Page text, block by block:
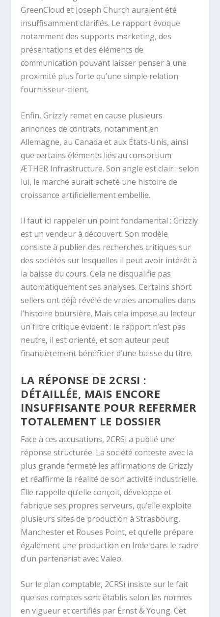
GreenCloud et Joseph Church auraient été
insuffisamment clarifiés. Le rapport évoque
notamment des supports marketing, des
présentations et des éléments de
communication pouvant laisser penser à une
proximité plus forte qu’une simple relation
fournisseur-client.
Enfin, Grizzly remet en cause plusieurs
annonces de contrats, notamment en
Allemagne, au Canada et aux États-Unis, ainsi
que certains éléments liés au consortium
ÆTHER Infrastructure. Son angle est clair : selon
lui, le marché aurait acheté une histoire de
croissance artificiellement embellie.
Il faut ici rappeler un point fondamental : Grizzly
est un vendeur à découvert. Son modèle
consiste à publier des recherches critiques sur
des sociétés sur lesquelles il peut avoir intérêt à
la baisse du cours. Cela ne disqualifie pas
automatiquement ses analyses. Certains short
sellers ont déjà révélé de vraies anomalies dans
l’histoire boursière. Mais cela impose au lecteur
un filtre critique évident : le rapport n’est pas
neutre, il est orienté, et son auteur peut
financièrement bénéficier d’une baisse du titre.
LA RÉPONSE DE 2CRSI :
DÉTAILLÉE, MAIS ENCORE
INSUFFISANTE POUR REFERMER
TOTALEMENT LE DOSSIER
Face à ces accusations, 2CRSi a publié une
réponse structurée. La société conteste avec la
plus grande fermeté les affirmations de Grizzly
et réaffirme la réalité de son activité industrielle.
Elle rappelle qu’elle conçoit, développe et
fabrique ses propres serveurs, qu’elle exploite
plusieurs sites de production à Strasbourg,
Manchester et Rouses Point, et qu’elle prépare
également une production en Inde dans le cadre
d’un partenariat avec Valeo.
Sur le plan comptable, 2CRSi insiste sur le fait
que ses comptes sont établis selon les normes
en vigueur et certifiés par Ernst & Young. Cet